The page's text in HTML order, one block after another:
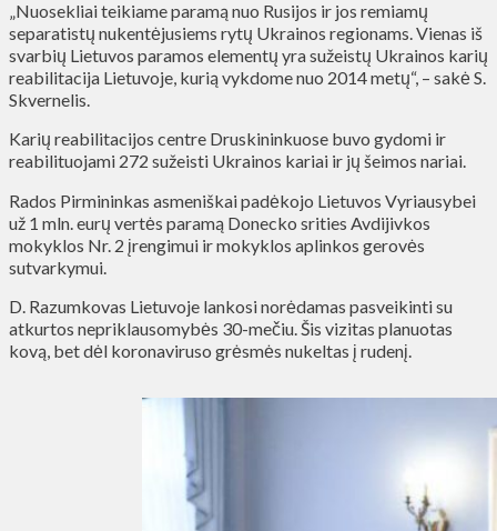
„Nuosekliai teikiame paramą nuo Rusijos ir jos remiamų
separatistų nukentėjusiems rytų Ukrainos regionams. Vienas iš
svarbių Lietuvos paramos elementų yra sužeistų Ukrainos karių
reabilitacija Lietuvoje, kurią vykdome nuo 2014 metų“, – sakė S.
Skvernelis.
Karių reabilitacijos centre Druskininkuose buvo gydomi ir
reabilituojami 272 sužeisti Ukrainos kariai ir jų šeimos nariai.
Rados Pirmininkas asmeniškai padėkojo Lietuvos Vyriausybei
už 1 mln. eurų vertės paramą Donecko srities Avdijivkos
mokyklos Nr. 2 įrengimui ir mokyklos aplinkos gerovės
sutvarkymui.
D. Razumkovas Lietuvoje lankosi norėdamas pasveikinti su
atkurtos nepriklausomybės 30-mečiu. Šis vizitas planuotas
kovą, bet dėl koronaviruso grėsmės nukeltas į rudenį.